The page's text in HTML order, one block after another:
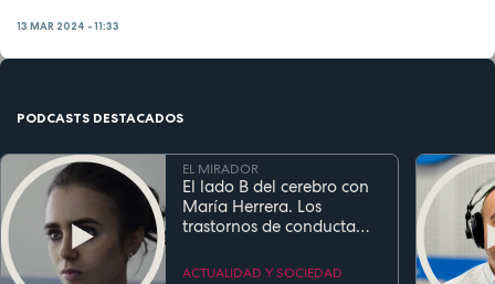
13 MAR 2024 - 11:33
PODCASTS DESTACADOS
EL MIRADOR
El lado B del cerebro con
María Herrera. Los
trastornos de conducta
ACTUALIDAD Y SOCIEDAD